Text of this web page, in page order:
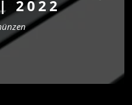
2022